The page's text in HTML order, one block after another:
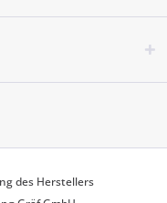
des Herstellers